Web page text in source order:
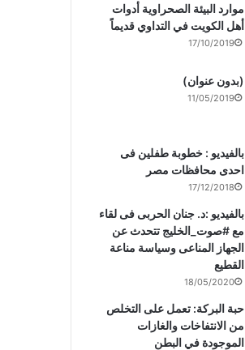
موارد البيئة الصحراوية أدوات
أهل الكويت في التداوي قديماً
17/10/2019
(بدون عنوان)
11/05/2019
بالفيديو : خطوبة طفلين فى
احدى محافظات مصر
17/12/2018
بالفيديو :د. جنان الحربى فى لقاء
مع #صوت_الخليج تتحدث عن
الجهاز المناعى وسياسة مناعة
القطيع
18/05/2020
حبة البركة: تعمل على التخلص
من الانتفاخات والغازات
الموجودة في البطن